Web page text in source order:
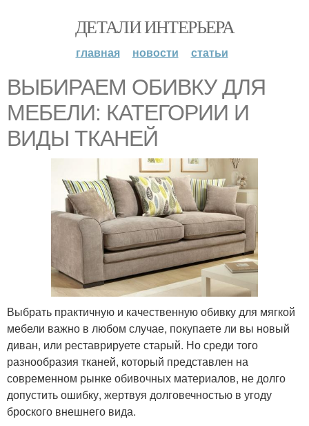
ДЕТАЛИ ИНТЕРЬЕРА
главная новости статьи
ВЫБИРАЕМ ОБИВКУ ДЛЯ
МЕБЕЛИ: КАТЕГОРИИ И
ВИДЫ ТКАНЕЙ
Выбрать практичную и качественную обивку для мягкой
мебели важно в любом случае, покупаете ли вы новый
диван, или реставрируете старый. Но среди того
разнообразия тканей, который представлен на
современном рынке обивочных материалов, не долго
допустить ошибку, жертвуя долговечностью в угоду
броского внешнего вида.